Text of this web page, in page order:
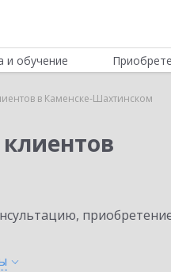
и обучение
в Каменске-Шахтинском